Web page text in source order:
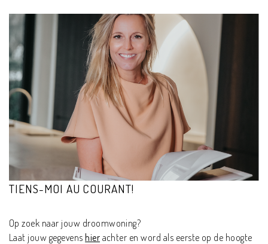
TIENS-MOI AU COURANT!
Op zoek naar jouw droomwoning?
Laat jouw gegevenshier achter en word als eerste op de hoogte